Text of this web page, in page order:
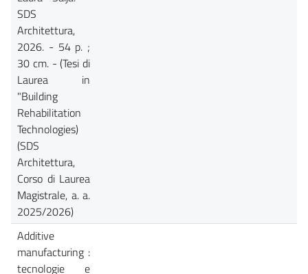
SDS
Architettura,
2026. - 54 p. ;
30 cm. - (Tesi di
Laurea in
"Building
Rehabilitation
Technologies)
(SDS
Architettura,
Corso di Laurea
Magistrale, a. a.
2025/2026)
Additive
manufacturing :
tecnologie e